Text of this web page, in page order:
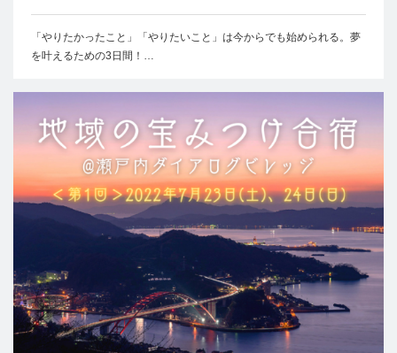
「やりたかったこと」「やりたいこと」は今からでも始められる。夢
を叶えるための3日間！…